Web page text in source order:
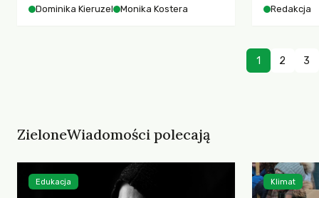
współczesnego miasta.
Dominika Kieruzel Monika Kostera Redakcja
1 2 3
ZieloneWiadomości polecają
Edukacja Klimat